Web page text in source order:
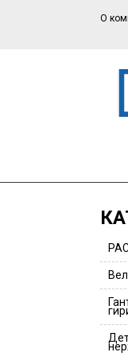
О